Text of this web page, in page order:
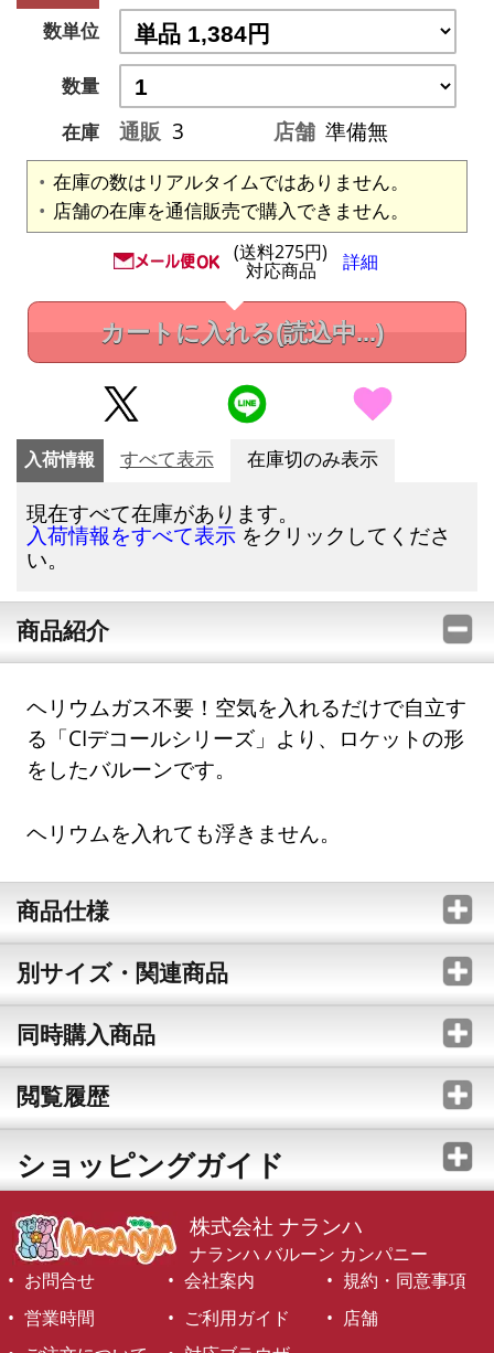
数単位
数量
在庫
通販 3 店舗 準備無
在庫の数はリアルタイムではありません。
店舗の在庫を通信販売で購入できません。
(送料275円)
対応商品 詳細
カートに入れる(読込中...)
入荷情報 すべて表示 在庫切のみ表示
現在すべて在庫があります。
入荷情報をすべて表示 をクリックしてくださ
い。
商品紹介
ヘリウムガス不要！空気を入れるだけで自立す
る「CIデコールシリーズ」より、ロケットの形
をしたバルーンです。
ヘリウムを入れても浮きません。
商品仕様
別サイズ・関連商品
同時購入商品
閲覧履歴
ショッピングガイド
株式会社 ナランハ
ナランハ バルーン カンパニー
お問合せ
会社案内
規約・同意事項
営業時間
ご利用ガイド
店舗